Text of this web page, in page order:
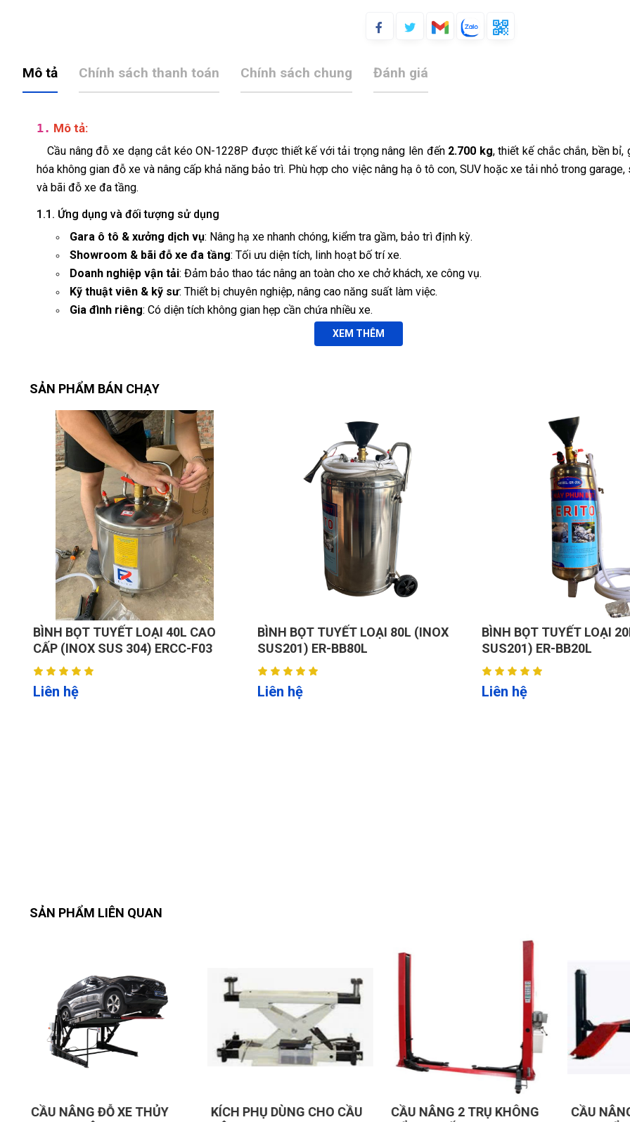
Mô tả Chính sách thanh toán Chính sách chung Đánh giá
1. Mô tả:
Cầu nâng đỗ xe dạng cắt kéo ON-1228P được thiết kế với tải trọng nâng lên đến 2.700 kg, thiết kế chắc chắn, bền bỉ,
hóa không gian đỗ xe và nâng cấp khả năng bảo trì. Phù hợp cho việc nâng hạ ô tô con, SUV hoặc xe tải nhỏ trong
và bãi đỗ xe đa tầng.
1.1. Ứng dụng và đối tượng sử dụng
Gara ô tô & xưởng dịch vụ: Nâng hạ xe nhanh chóng, kiểm tra gầm, bảo trì định kỳ.
Showroom & bãi đỗ xe đa tầng: Tối ưu diện tích, linh hoạt bố trí xe.
Doanh nghiệp vận tải: Đảm bảo thao tác nâng an toàn cho xe chở khách, xe công vụ.
Kỹ thuật viên & kỹ sư: Thiết bị chuyên nghiệp, nâng cao năng suất làm việc.
Gia đình riêng: Có diện tích không gian hẹp cần chứa nhiều xe.
Nâng: ≤ 90 giây.
Hạ: ≤ 96 giây.
⬆️ Chiều cao nâng ấn tượng:
Tối đa:1.900 mm.
Chiều cao thông sàn:
2.100 mm.
↔️ Kích thước mặt bàn rộng lớn:
Chiều dài:3.695 mm.
Tổng độ rộng:2.668 mm.
⚡ Công suất mạnh mẽ:
Motor2,2 kW
, hoạt động liên tục.
Nguồn điện
220 V, 50 Hz01 pha phù hợp cho mọi gia đình, garage nhỏ không có nguồn ba pha.
🏋️‍♂️ Tải trọng cao & bền bỉ:
Nâng tối đa2.700 kg .
Trọng lượng cầu nâng:1.456 kg.
🔧 Vật liệu siêu bền:
Thép gia cường, sơn tĩnh điện công nghệ cao, chống oxy hóa và ăn mòn trong môi trường ẩm ướt.
🔧 Thành phần bộ sản phẩm:
với xi lanh thủy lực & khung thép gia cường.
Vận hành êm ái:
Dễ bảo trì:
Hệ thống thủy lực bảo dưỡng đơn giản, phụ tùng thay thế sẵn có.
1.4. Cam kết chất lượng & thay thế phụ tùng:
Hỗ trợ kỹ thuật 24/7.
XEM THÊM
SẢN PHẨM BÁN CHẠY
BÌNH BỌT TUYẾT LOẠI 40L CAO
CẤP (INOX SUS 304) ERCC-F03
Liên hệ
BÌNH BỌT TUYẾT LOẠI 80L (INOX
SUS201) ER-BB80L
Liên hệ
BÌNH BỌT TUYẾT LOẠI
SUS201) ER-BB20L
Liên hệ
SẢN PHẨM LIÊN QUAN
KÍCH PHỤ DÙNG CHO CẦU
CẦU NÂNG 2 TRỤ KHÔNG
CẦU NÂNG 4 TRỤ DÙNG
CẦU